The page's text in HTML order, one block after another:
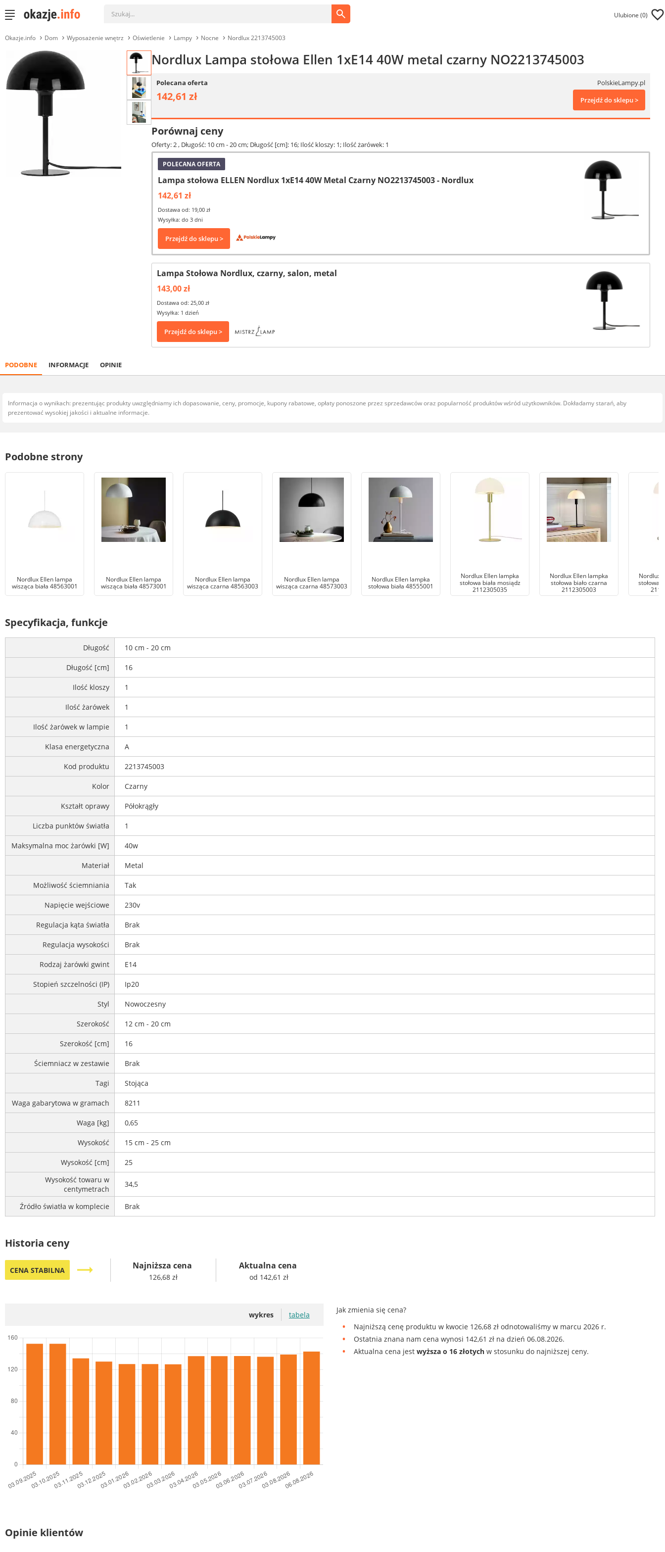
Ulubione (0)
Okazje.info Dom Wyposażenie wnętrz Oświetlenie Lampy Nocne Nordlux 2213745003
Nordlux Lampa stołowa Ellen 1xE14 40W metal czarny NO2213745003
Polecana oferta PolskieLampy.pl
142,61 zł Przejdź do sklepu >
Porównaj ceny
Oferty: 2, Długość: 10 cm - 20 cm; Długość [cm]: 16; Ilość kloszy: 1; Ilość żarówek: 1
POLECANA OFERTA
Lampa stołowa ELLEN Nordlux 1xE14 40W Metal Czarny NO2213745003 - Nordlux
142,61 zł
Dostawa od: 19,00 zł
Wysyłka: do 3 dni
Przejdź do sklepu >
Lampa Stołowa Nordlux, czarny, salon, metal
143,00 zł
Dostawa od: 25,00 zł
Wysyłka: 1 dzień
Przejdź do sklepu >
PODOBNE INFORMACJE OPINIE
Informacja o wynikach: prezentując produkty uwzględniamy ich dopasowanie, ceny, promocje, kupony rabatowe, opłaty ponoszone przez sprzedawców oraz popularność produktów wśród użytkowników. Dokładamy starań, aby
prezentować wysokiej jakości i aktualne informacje.
Podobne strony
Nordlux Ellen lampa
wisząca biała 48563001
Nordlux Ellen lampa
wisząca biała 48573001
Nordlux Ellen lampa
wisząca czarna 48563003
Nordlux Ellen lampa
wisząca czarna 48573003
Nordlux Ellen lampka
stołowa biała 48555001
Nordlux Ellen lampka
stołowa biała mosiądz
2112305035
Nordlux Ellen lampka
stołowa biało czarna
2112305003
Nordlux
stołowa
Specyfikacja, funkcje
Długość 10 cm - 20 cm
Długość [cm] 16
Ilość kloszy 1
Ilość żarówek 1
Ilość żarówek w lampie 1
Klasa energetyczna A
Kod produktu 2213745003
Kolor Czarny
Kształt oprawy Półokrągły
Liczba punktów światła 1
Maksymalna moc żarówki [W] 40w
Materiał Metal
Możliwość ściemniania Tak
Napięcie wejściowe 230v
Regulacja kąta światła Brak
Regulacja wysokości Brak
Rodzaj żarówki gwint E14
Stopień szczelności (IP) Ip20
Styl Nowoczesny
Szerokość 12 cm - 20 cm
Szerokość [cm] 16
Ściemniacz w zestawie Brak
Tagi Stojąca
Waga gabarytowa w gramach 8211
Waga [kg] 0,65
Wysokość 15 cm - 25 cm
Wysokość [cm]
25
Wysokość towaru w
centymetrach
34,5
Źródło światła w komplecie Brak
Historia ceny
CENA STABILNA trending_flat Najniższa cena
126,68 zł
Aktualna cena
od 142,61 zł
wykres tabela
Jak zmienia się cena?
Najniższą cenę produktu w kwocie 126,68 zł odnotowaliśmy w marcu 2026 r.
Ostatnia znana nam cena wynosi 142,61 zł na dzień 06.08.2026.
Aktualna cena jestwyższa o 16 złotych w stosunku do najniższej ceny.
Opinie klientów